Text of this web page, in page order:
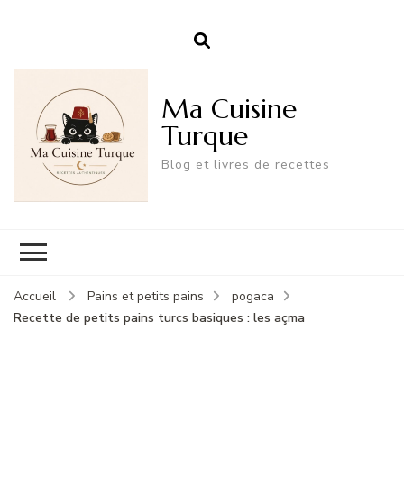
Ma Cuisine
Turque
Blog et livres de recettes
Accueil Pains et petits pains
pogaca
Recette de petits pains turcs basiques : les açma